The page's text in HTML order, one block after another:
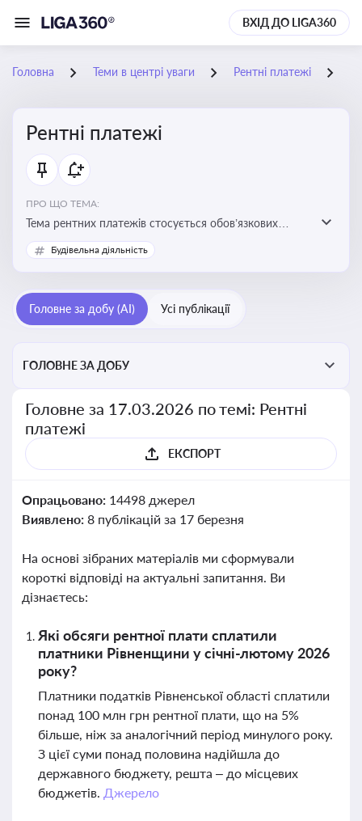
ВХІД ДО LIGA360
Головна Теми в центрі уваги Рентні платежі
Рентні платежі
ПРО ЩО ТЕМА:
Тема рентних платежів стосується обов’язкових
податкових зборів, які сплачуються за користування
природними ресурсами — надрами, водою, лісами
Будівельна діяльність
Головне за добу (AI) Усі публікації
ГОЛОВНЕ ЗА ДОБУ
Головне за 17.03.2026 по темі: Рентні
платежі
ЕКСПОРТ
Опрацьовано: 14498 джерел
Виявлено: 8 публікацій за 17 березня
На основі зібраних матеріалів ми сформували
короткі відповіді на актуальні запитання. Ви
дізнаєтесь:
Які обсяги рентної плати сплатили
платники Рівненщини у січні-лютому 2026
року?
Платники податків Рівненської області сплатили
понад 100 млн грн рентної плати, що на 5%
більше, ніж за аналогічний період минулого року.
З цієї суми понад половина надійшла до
державного бюджету, решта – до місцевих
бюджетів. Джерело